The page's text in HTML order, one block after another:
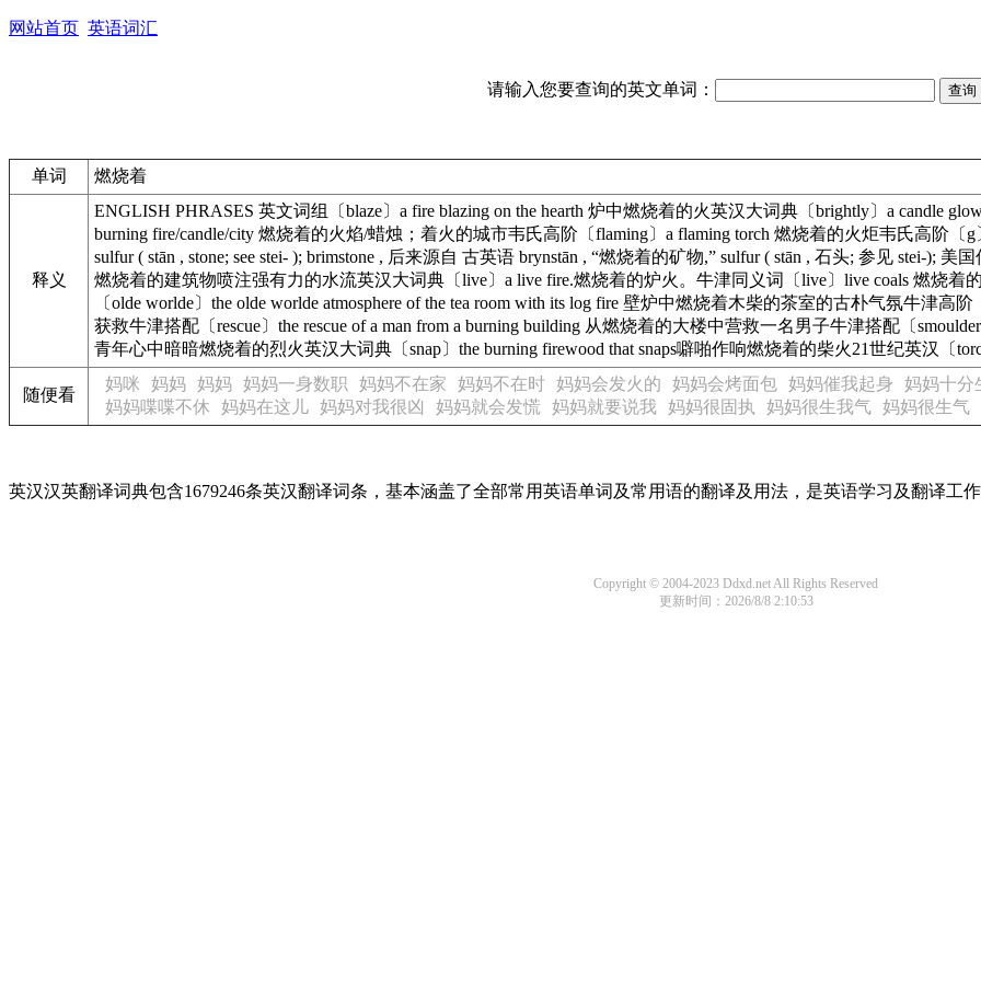
网站首页 英语词汇
请输入您要查询的英文单词：
单词 燃烧着
释义
ENGLISH PHRASES 英文词组〔blaze〕a fire blazing on the hearth 炉中燃烧着的火英汉大词典〔brightly〕a candle
burning fire/candle/city 燃烧着的火焰/蜡烛；着火的城市韦氏高阶〔flaming〕a flaming torch 燃烧着的火炬韦氏高阶〔g
sulfur ( stān , stone; see stei- ); brimstone , 后来源自 古英语 brynstān , “燃烧着的矿物,” sulfur ( stān , 石头; 参见 stei-); 美
燃烧着的建筑物喷注强有力的水流英汉大词典〔live〕a live fire.燃烧着的炉火。牛津同义词〔live〕live coals 燃烧着
〔olde worlde〕the olde worlde atmosphere of the tea room with its log fire 壁炉中燃烧着木柴的茶室的古朴气氛牛津高
获救牛津搭配〔rescue〕the rescue of a man from a burning building 从燃烧着的大楼中营救一名男子牛津搭配〔
青年心中暗暗燃烧着的烈火英汉大词典〔snap〕the burning firewood that snaps噼啪作响燃烧着的柴火21世纪英汉〔
随便看
妈咪 妈妈 妈妈 妈妈一身数职 妈妈不在家 妈妈不在时 妈妈会发火的 妈妈会烤面包 妈妈催我起身 妈妈十分
妈妈喋喋不休
妈妈在这儿 妈妈对我很凶 妈妈就会发慌 妈妈就要说我 妈妈很固执 妈妈很生我气 妈妈很生气
英汉汉英翻译词典包含1679246条英汉翻译词条，基本涵盖了全部常用英语单词及常用语的翻译及用法，是英语学习及翻译工作
Copyright © 2004-2023 Ddxd.net All Rights Reserved
更新时间：2026/8/8 2:10:53